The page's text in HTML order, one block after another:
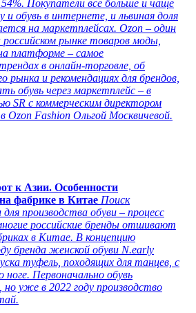
Покупатели все больше и чаще
обувь в интернете, и львиная доля
на маркетплейсах. Ozon – один
российском рынке товаров моды,
платформе – самое
в онлайн-торговле, об
рынка и рекомендациях для брендов,
обувь через маркетплейс – в
SR с коммерческим директором
Ozon Fashion Ольгой Москвичевой.
к Азии. Особенности
фабрике в Китае Поиск
производства обуви – процесс
российские бренды отшивают
в Китае. В концепцию
бренда женской обуви N.early
туфель, походящих для танцев, с
ноге. Первоначально обувь
уже в 2022 году производство